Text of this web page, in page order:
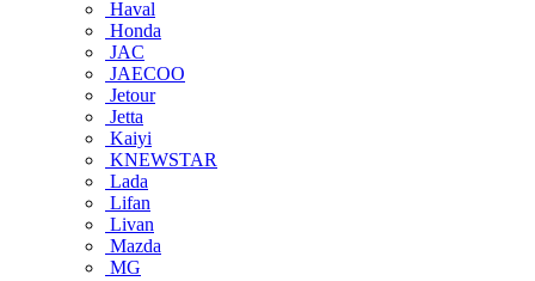
Haval
Honda
JAC
JAECOO
Jetour
Jetta
Kaiyi
KNEWSTAR
Lada
Lifan
Livan
Mazda
MG